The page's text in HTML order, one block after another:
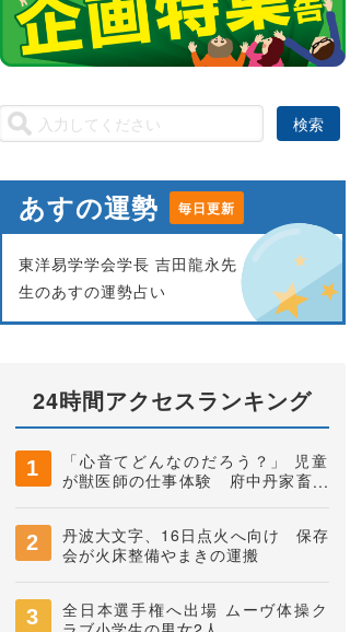
あすの運勢 毎日更新
東洋易学学会学長 吉田龍永先
生のあすの運勢占い
24時間アクセスランキング
「心音てどんなのだろう？」 児童
が獣医師の仕事体験 府中丹家畜保
丹波大文字、16日点火へ向け 保存
会が火床整備やまきの運搬
全日本選手権へ出場 ムーヴ体操ク